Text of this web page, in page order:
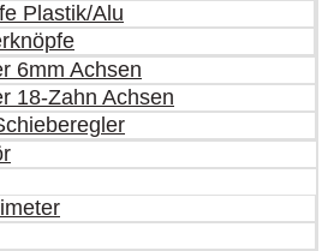
Plastik/Alu
6mm Achsen
18-Zahn Achsen